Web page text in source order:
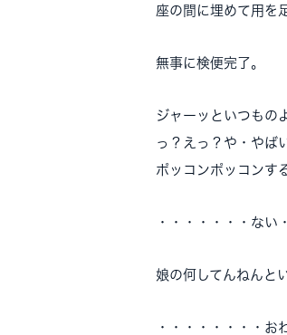
座の間に埋めて用を
無事に検便完了。
ジャーッといつもの
っ？えっ？や・やば
ポッコンポッコンす
・・・・・・・ない
娘の何してんねんと
・・・・・・・・お